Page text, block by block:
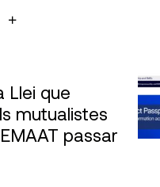
Llei que
mutualistes
passar